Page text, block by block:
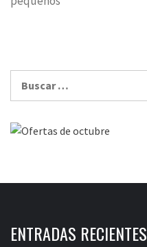
ENTRADAS RECIENTES